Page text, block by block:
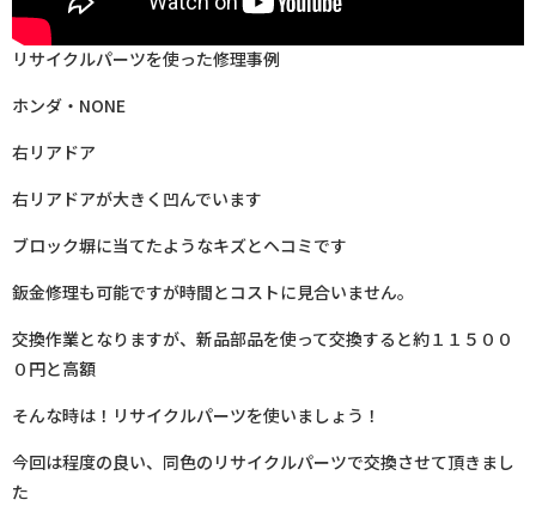
リサイクルパーツを使った修理事例
ホンダ・NONE
右リアドア
右リアドアが大きく凹んでいます
ブロック塀に当てたようなキズとヘコミです
鈑金修理も可能ですが時間とコストに見合いません。
交換作業となりますが、新品部品を使って交換すると約１１５００
０円と高額
そんな時は！リサイクルパーツを使いましょう！
今回は程度の良い、同色のリサイクルパーツで交換させて頂きまし
た